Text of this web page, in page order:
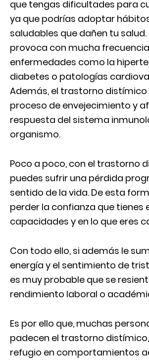
que tengas dificultades para
ya que podrías adoptar
saludables que dañen tu
provoca con mucha frecuencia
enfermedades como la
diabetes o patologías
Además, el trastorno distímico
proceso de envejecimiento y
respuesta del sistema
organismo.
Poco a poco, con el trastorno
puedes sufrir una pérdida
sentido de la vida. De esta
perder la confianza que tienes
capacidades y en lo que eres
Con todo ello, si además le
energía y el sentimiento de
es muy probable que se
rendimiento laboral o
Es por ello que, muchas
padecen el trastorno
refugio en comportamientos